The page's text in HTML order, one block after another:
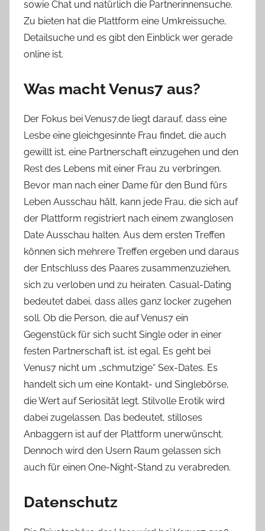
sowie Chat und natürlich die Partnerinnensuche.
Zu bieten hat die Plattform eine Umkreissuche,
Detailsuche und es gibt den Einblick wer gerade
online ist.
Was macht Venus7 aus?
Der Fokus bei Venus7.de liegt darauf, dass eine
Lesbe eine gleichgesinnte Frau findet, die auch
gewillt ist, eine Partnerschaft einzugehen und den
Rest des Lebens mit einer Frau zu verbringen.
Bevor man nach einer Dame für den Bund fürs
Leben Ausschau hält, kann jede Frau, die sich auf
der Plattform registriert nach einem zwanglosen
Date Ausschau halten. Aus dem ersten Treffen
können sich mehrere Treffen ergeben und daraus
der Entschluss des Paares zusammenzuziehen,
sich zu verloben und zu heiraten. Casual-Dating
bedeutet dabei, dass alles ganz locker zugehen
soll. Ob die Person, die auf Venus7 ein
Gegenstück für sich sucht Single oder in einer
festen Partnerschaft ist, ist egal. Es geht bei
Venus7 nicht um „schmutzige“ Sex-Dates. Es
handelt sich um eine Kontakt- und Singlebörse,
die Wert auf Seriosität legt. Stilvolle Erotik wird
dabei zugelassen. Das bedeutet, stilloses
Anbaggern ist auf der Plattform unerwünscht.
Dennoch wird den Usern Raum gelassen sich
auch für einen One-Night-Stand zu verabreden.
Datenschutz